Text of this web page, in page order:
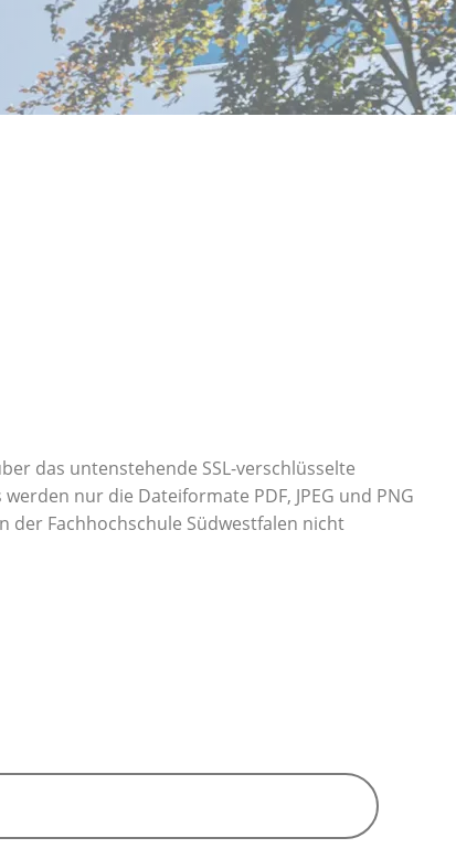
das untenstehende SSL-verschlüsselte
nur die Dateiformate PDF, JPEG und PNG
Fachhochschule Südwestfalen nicht